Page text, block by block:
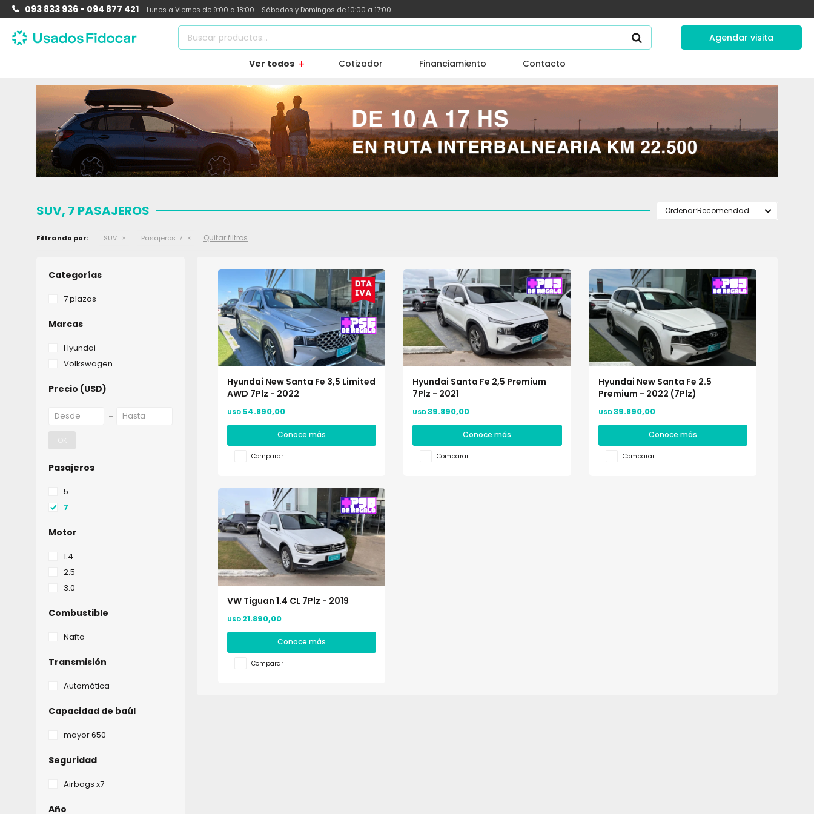
Ver todos Cotizador Financiamiento Contacto
Agendar visita
093 833 936 - 094 877 421 Lunes a Viernes de 9:00 a 18:00 - Sábados y Domingos de 10:00 a 17:00
SUV, 7 PASAJEROS Recomendados
Filtrando por: SUV Pasajeros: 7 Quitar filtros
Hyundai New Santa Fe 3,5 Limited
AWD 7Plz - 2022
USD 54.890,00
Conoce más
Comparar
Hyundai Santa Fe 2,5 Premium
7Plz - 2021
USD39.890,00
Conoce más
Comparar
Hyundai New Santa Fe 2.5
Premium - 2022 (7Plz)
USD39.890,00
Conoce más
Comparar
VW Tiguan 1.4 CL 7Plz - 2019
USD 21.890,00
Conoce más
Comparar
Categorías
7 plazas
Marcas
Hyundai
Volkswagen
Precio (USD)
OK
Pasajeros
5
7
Motor
1.4
2.5
3.0
Combustible
Nafta
Transmisión
Automática
Capacidad de baúl
mayor 650
Seguridad
Airbags x7
Año